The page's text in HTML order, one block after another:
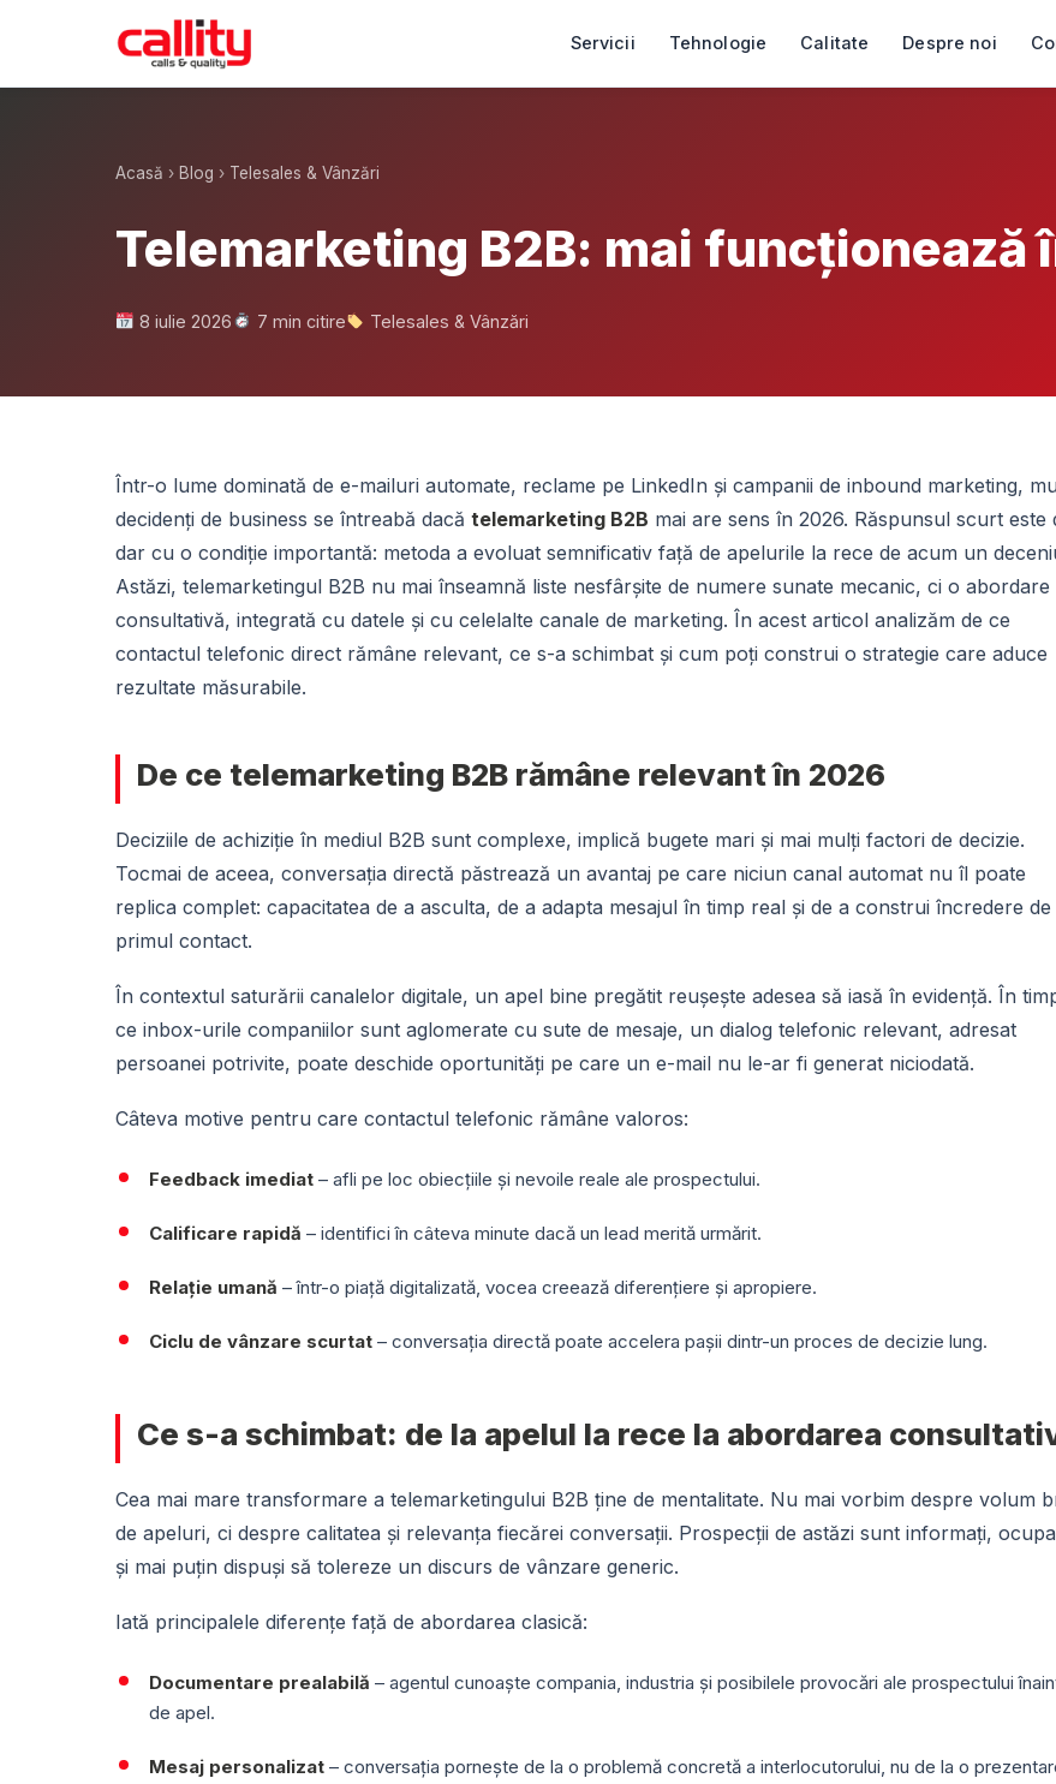
Servicii Tehnologie Calitate Despre noi
Acasă › Blog › Telesales & Vânzări
Telemarketing B2B: mai funcționează
8 iulie 2026 7 min citire Telesales & Vânzări
Într-o lume dominată de e-mailuri automate, reclame pe LinkedIn și campanii de inbound marketing,
decidenți de business se întreabă dacă telemarketing B2B mai are sens în 2026. Răspunsul scurt este
dar cu o condiție importantă: metoda a evoluat semnificativ față de apelurile la rece de acum un
Astăzi, telemarketingul B2B nu mai înseamnă liste nesfârșite de numere sunate mecanic, ci o abordare
consultativă, integrată cu datele și cu celelalte canale de marketing. În acest articol analizăm de ce
contactul telefonic direct rămâne relevant, ce s-a schimbat și cum poți construi o strategie care aduce
rezultate măsurabile.
De ce telemarketing B2B rămâne relevant în 2026
Deciziile de achiziție în mediul B2B sunt complexe, implică bugete mari și mai mulți factori de decizie.
Tocmai de aceea, conversația directă păstrează un avantaj pe care niciun canal automat nu îl poate
replica complet: capacitatea de a asculta, de a adapta mesajul în timp real și de a construi încredere de
primul contact.
În contextul saturării canalelor digitale, un apel bine pregătit reușește adesea să iasă în evidență. În
ce inbox-urile companiilor sunt aglomerate cu sute de mesaje, un dialog telefonic relevant, adresat
persoanei potrivite, poate deschide oportunități pe care un e-mail nu le-ar fi generat niciodată.
Câteva motive pentru care contactul telefonic rămâne valoros:
Feedback imediat – afli pe loc obiecțiile și nevoile reale ale prospectului.
Calificare rapidă – identifici în câteva minute dacă un lead merită urmărit.
Relație umană – într-o piață digitalizată, vocea creează diferențiere și apropiere.
Ciclu de vânzare scurtat – conversația directă poate accelera pașii dintr-un proces de decizie lung.
Ce s-a schimbat: de la apelul la rece la abordarea
Cea mai mare transformare a telemarketingului B2B ține de mentalitate. Nu mai vorbim despre volum
de apeluri, ci despre calitatea și relevanța fiecărei conversații. Prospecții de astăzi sunt informați,
și mai puțin dispuși să tolereze un discurs de vânzare generic.
Iată principalele diferențe față de abordarea clasică:
Documentare prealabilă – agentul cunoaște compania, industria și posibilele provocări ale prospectului
de apel.
Mesaj personalizat – conversația pornește de la o problemă concretă a interlocutorului, nu de la o